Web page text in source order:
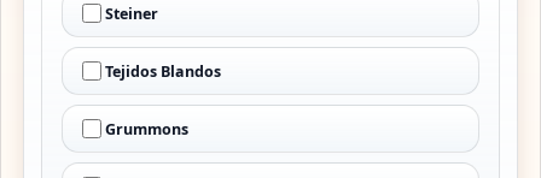
Steiner
Tejidos Blandos
Grummons